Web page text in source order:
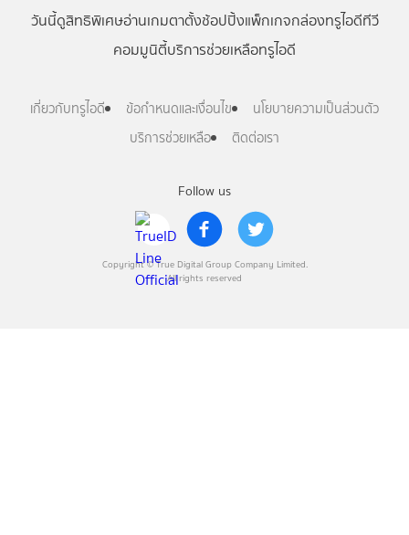
Follow us
Copyright © True Digital Group Company Limited.
All rights reserved
วันนี้ดูสิทธิพิเศษอ่านเกมตาตั้งช้อปปิ้งแพ็กเกจกล่องทรูไอดีทีวี
คอมมูนิตี้บริการช่วยเหลือทรูไอดี
เกี่ยวกับทรูไอดี ข้อกำหนดและเงื่อนไข
นโยบายความเป็นส่วนตัว
บริการช่วยเหลือ
ติดต่อเรา